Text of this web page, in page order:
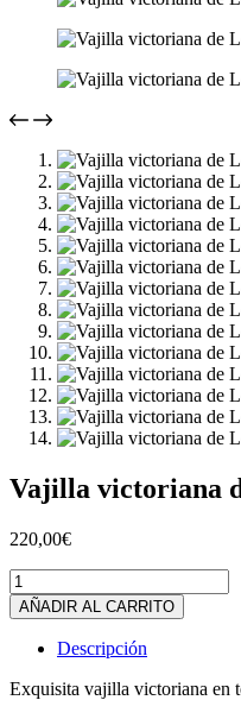
Vajilla victoriana
220,00€
Vajilla
victoriana
de
Loza
cantidad
AÑADIR AL CARRITO
Descripción
Exquisita vajilla victoriana en